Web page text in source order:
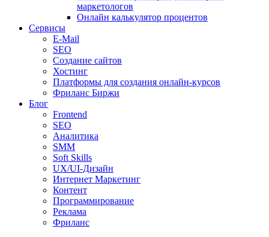
маркетологов
Онлайн калькулятор процентов
Сервисы
E-Mail
SEO
Создание сайтов
Хостинг
Платформы для создания онлайн-курсов
Фриланс Биржи
Блог
Frontend
SEO
Аналитика
SMM
Soft Skills
UX/UI-Дизайн
Интернет Маркетинг
Контент
Программирование
Реклама
Фриланс